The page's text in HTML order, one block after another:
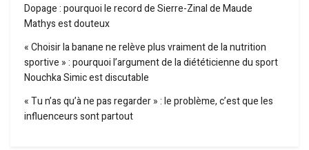
Dopage : pourquoi le record de Sierre-Zinal de Maude
Mathys est douteux
« Choisir la banane ne relève plus vraiment de la nutrition
sportive » : pourquoi l’argument de la diététicienne du sport
Nouchka Simic est discutable
« Tu n’as qu’à ne pas regarder » : le problème, c’est que les
influenceurs sont partout